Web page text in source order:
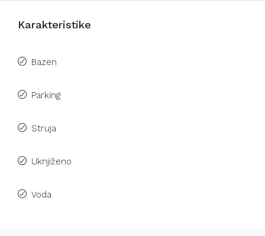
Karakteristike
Bazen
Parking
Struja
Uknjiženo
Voda